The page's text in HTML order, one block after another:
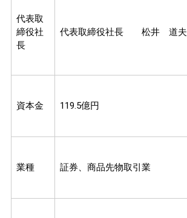
代表取
締役社
長
代表取締役社長 松井 道夫
資本金 119.5億円
業種 証券、商品先物取引業